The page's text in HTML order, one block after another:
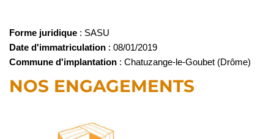
Forme juridique : SASU
Date d'immatriculation : 08/01/2019
Commune d'implantation : Chatuzange-le-Goubet (Drôme)
NOS ENGAGEMENTS